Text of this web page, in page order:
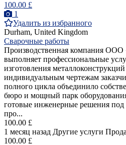
100.00 £
1
Удалить из избранного
Durham, United Kingdom
Сварочные работы
Производственная компания ООО
выполняет профессиональные
изготовления
индивидуальным чертежам
полного цикла объединило
бюро и мощный парк
готовые инженерные решения
про...
100.00 £
1 месяц назад Другие услуги
100.00 £